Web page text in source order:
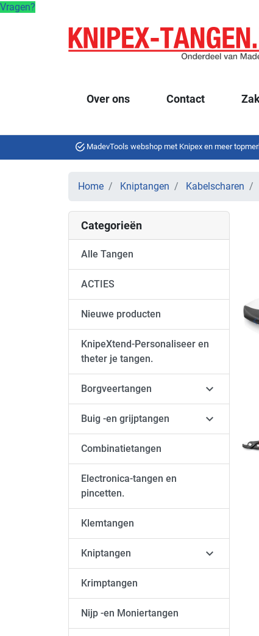
Vragen?
Over ons Contact
MadevTools webshop met Knipex en meer
Home Kniptangen Kabelscharen
Categorieën
Alle Tangen
ACTIES
Nieuwe producten
KnipeXtend-Personaliseer en
theter je tangen.
Borgveertangen 
Buig -en grijptangen 
Combinatietangen
Electronica-tangen en
pincetten.
Klemtangen
Kniptangen 
Krimptangen
Nijp -en Moniertangen